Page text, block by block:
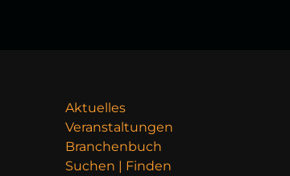
Aktuelles
Veranstaltungen
Branchenbuch
Suchen | Finden